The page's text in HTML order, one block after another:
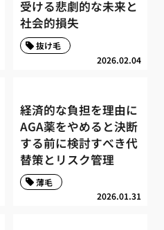
受ける悲劇的な未来と
社会的損失
2026.02.04
抜け毛
経済的な負担を理由に
AGA薬をやめると決断
する前に検討すべき代
替策とリスク管理
2026.01.31
薄毛